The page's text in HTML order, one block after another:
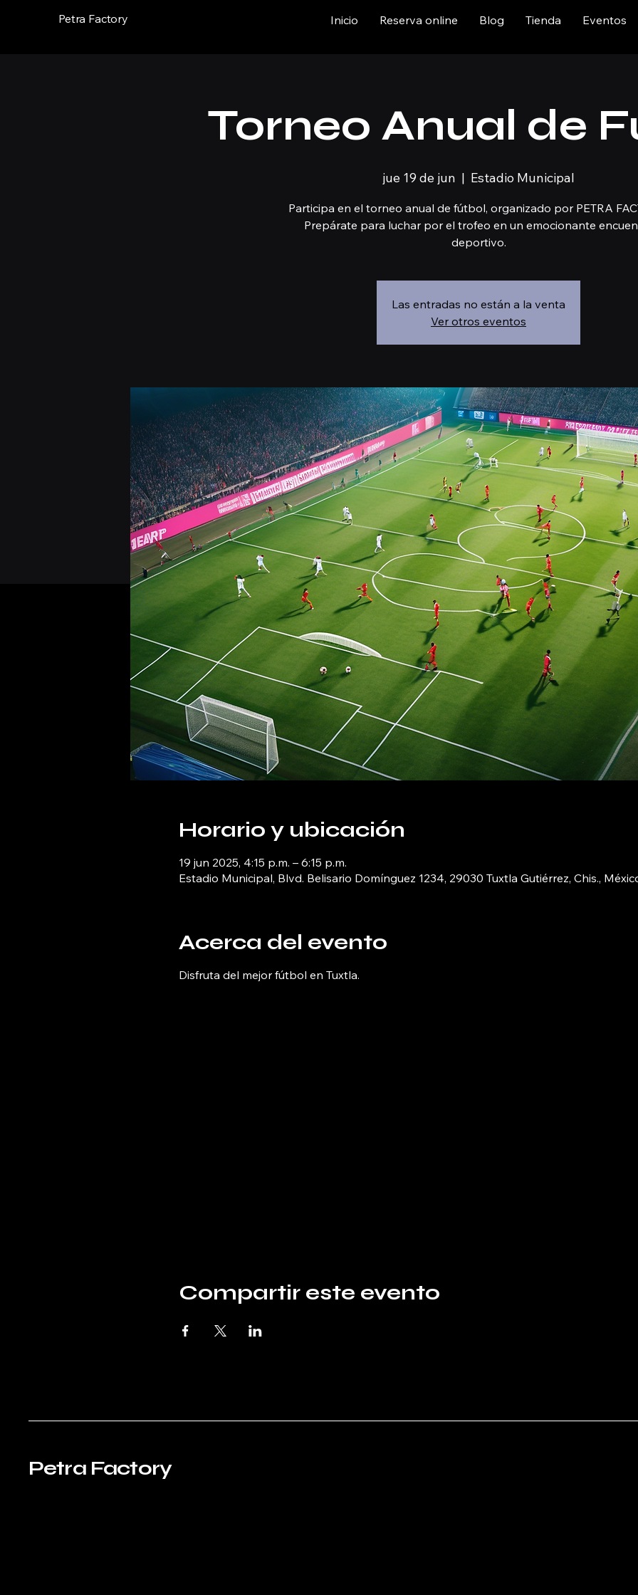
Petra Factory Inicio Reserva online Blog Tienda Eventos
Torneo Anual de
jue 19 de jun
  |
Estadio Municipal
Participa en el torneo anual de fútbol, organizado por PETRA
Prepárate para luchar por el trofeo en un emocionante
deportivo.
Las entradas no están a la venta
Ver otros eventos
Horario y ubicación
19 jun 2025, 4:15 p.m. – 6:15 p.m.
Estadio Municipal, Blvd. Belisario Domínguez 1234, 29030 Tuxtla Gutiérrez, Chis.,
Acerca del evento
Disfruta del mejor fútbol en Tuxtla.
Compartir este evento
Petra Factory